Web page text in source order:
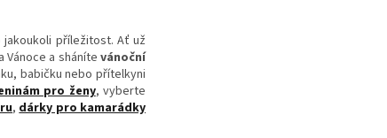
příležitost. Ať už
Vánoce a shánítevánoční
babičku nebo přítelkyni
pro ženy, vyberte
, dárky pro kamarádky